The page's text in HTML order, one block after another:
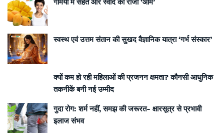
गर्मियों में सेहत और स्वाद का राजा ‘आम’
स्वस्थ एवं उत्तम संतान की सुखद वैज्ञानिक यात्रा ‘गर्भ संस्कार’
क्यों कम हो रही महिलाओं की प्रजनन क्षमता? कौनसी आधुनिक
तकनीकें बनी नई उम्मीद
गुदा रोग: शर्म नहीं, समझ की जरूरत- क्षारसूत्र से प्रभावी
इलाज संभव